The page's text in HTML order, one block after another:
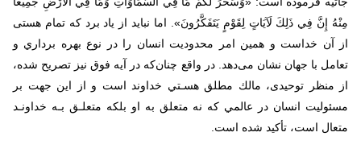
مِنْهُ إِنَّ فِي ذَلِكَ لَآيَاتٍ لِقَوْمٍ يَتَفَكَّرُونَ». اما نباید از یاد برد که تمام هستی
از آن خداست و همین امر محدوديت انسان را در نوع بهره برداري و
تعامل با جهان نشان می‌دهد. در واقع چنان‌که در آیه فوق نیز تصریح شده،
از منظر توحیدی، مالك مطلق هسـتي خداوند است و از این جهت بر
مسئوليت انسان در عالمي كه نه متعلق به او بلكه متعلـق بـه خداونـد
متعال است، تأكيد شده است.